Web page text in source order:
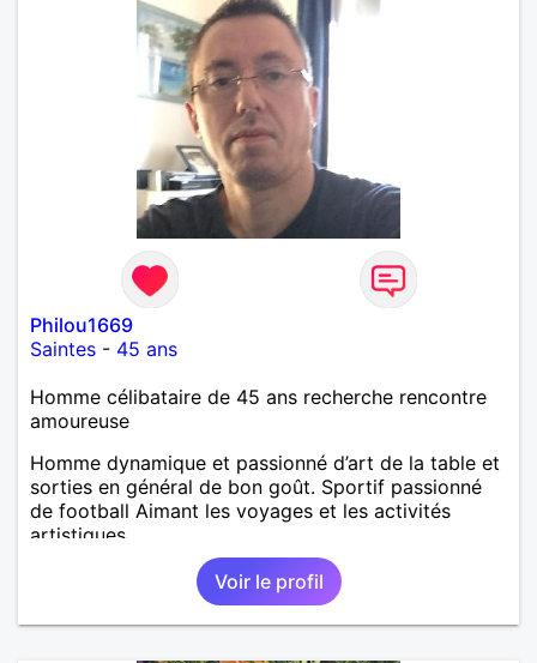
Philou1669
Saintes - 45 ans
Homme célibataire de 45 ans recherche rencontre
amoureuse
Homme dynamique et passionné d’art de la table et
sorties en général de bon goût. Sportif passionné
de football Aimant les voyages et les activités
artistiques
Voir le profil